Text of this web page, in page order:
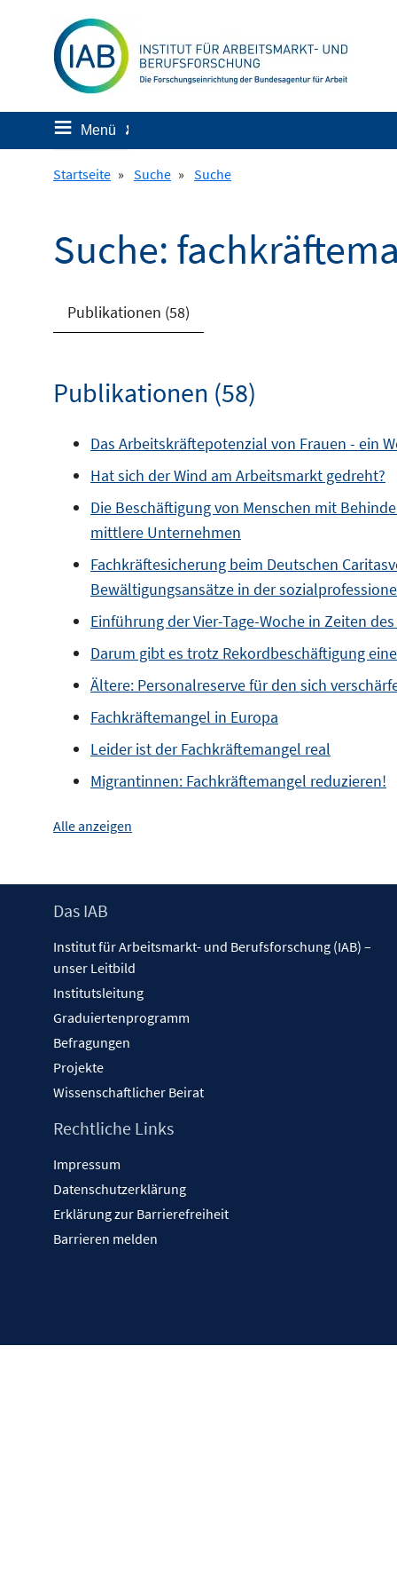
≡ Menü ✘
Startseite » Suche » Suche
Suche:
Publikationen (58)
Publikationen (58)
Das Arbeitskräftepotenzial von Frauen - ein
Hat sich der Wind am Arbeitsmarkt gedreht?
Die Beschäftigung von Menschen mit
mittlere Unternehmen
Fachkräftesicherung beim Deutschen
Bewältigungsansätze in der
Einführung der Vier-Tage-Woche in Zeiten
Darum gibt es trotz Rekordbeschäftigung
Ältere: Personalreserve für den sich
Fachkräftemangel in Europa
Leider ist der Fachkräftemangel real
Migrantinnen: Fachkräftemangel reduzieren!
Alle anzeigen
Footer
Das IAB
Institut für Arbeitsmarkt- und Berufsforschung (IAB) –
unser Leitbild
Institutsleitung
Graduiertenprogramm
Befragungen
Projekte
Wissenschaftlicher Beirat
Rechtliche Links
Impressum
Datenschutzerklärung
Erklärung zur Barrierefreiheit
Barrieren melden